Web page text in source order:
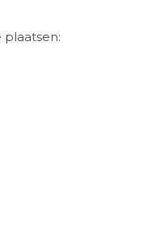
plaatsen: